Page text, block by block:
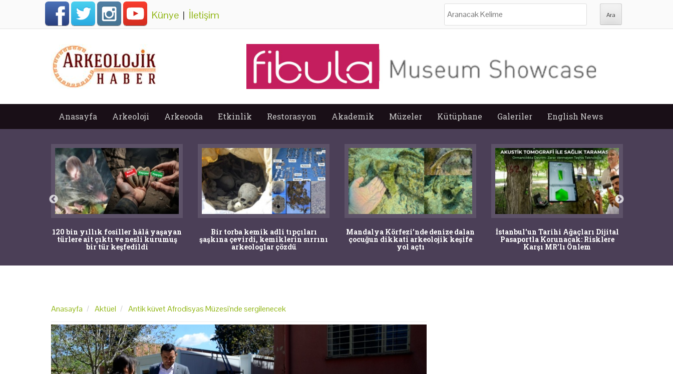
Künye | İletişim
Anasayfa Arkeoloji Arkeooda Etkinlik Restorasyon Akademik Müzeler Kütüphane Galeriler English News
120 bin yıllık fosiller hâlâ yaşayan
türlere ait çıktı ve nesli kurumuş
bir tür keşfedildi
Bir torba kemik adli tıpçıları
şaşkına çevirdi, kemiklerin sırrını
arkeologlar çözdü
Mandalya Körfezi’nde denize dalan
çocuğun dikkati arkeolojik keşife
yol açtı
İstanbul'un Tarihi Ağaçları Dijital
Pasaportla Korunacak: Risklere
Karşı MR'lı Önlem
Anasayfa Aktüel Antik küvet Afrodisyas Müzesi'nde sergilenecek